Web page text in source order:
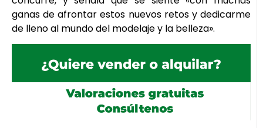
ganas de afrontar estos nuevos retos y dedicarme
de lleno al mundo del modelaje y la belleza».